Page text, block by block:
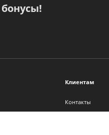
Клиентам
Контакты